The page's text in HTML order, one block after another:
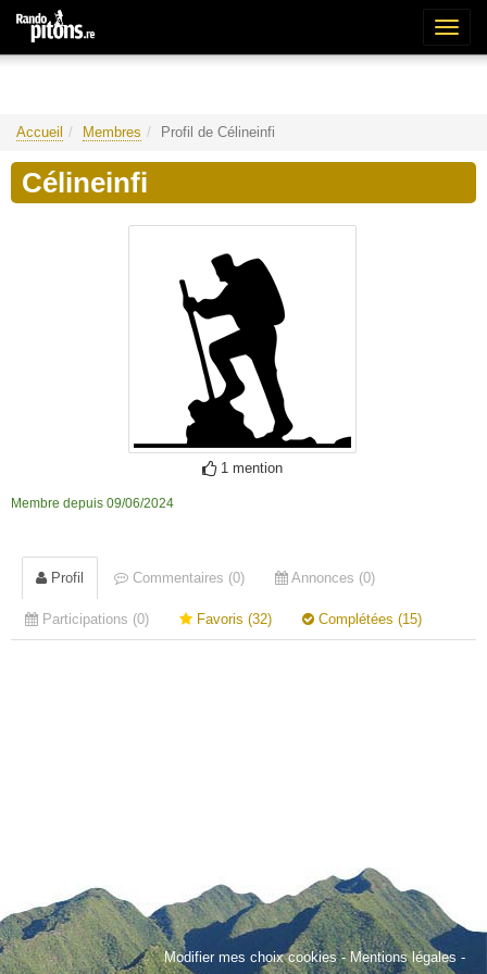
Accueil Membres Profil de Célineinfi
Célineinfi
1 mention
Membre depuis 09/06/2024
Profil Commentaires (0) Annonces (0)
Participations (0) Favoris (32) Complétées (15)
Modifier mes choix cookies-Mentions légales -